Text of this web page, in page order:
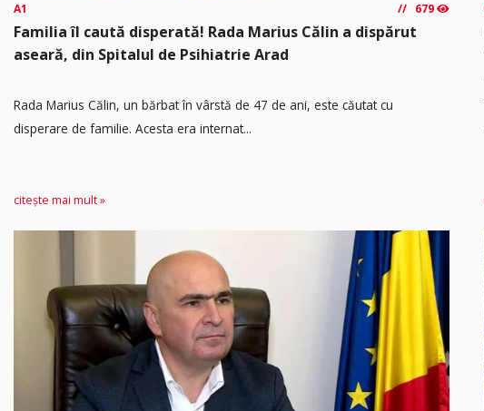
A1 679
Familia îl caută disperată! Rada Marius Călin a dispărut
aseară, din Spitalul de Psihiatrie Arad
Rada Marius Călin, un bărbat în vârstă de 47 de ani, este căutat cu
disperare de familie. Acesta era internat...
citește mai mult »